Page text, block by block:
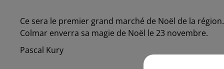
Ce sera le premier grand marché de Noël de la région.
Colmar enverra sa magie de Noël le 23 novembre.
Pascal Kury